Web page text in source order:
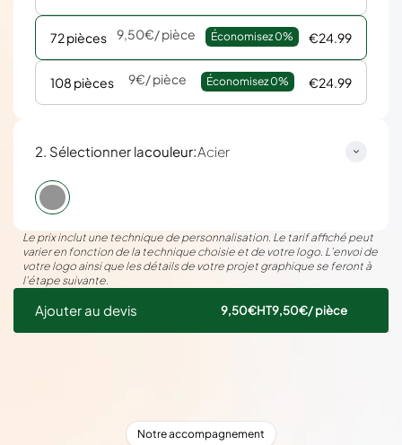
72 pièces 9,50€/ pièce Économisez 0% €24.99
108 pièces 9€/ pièce Économisez 0% €24.99
2. Sélectionner lacouleur:Acier
Le prix inclut une technique de personnalisation. Le tarif affiché peut
varier en fonction de la technique choisie et de votre logo. L’envoi de
votre logo ainsi que les détails de votre projet graphique se feront à
l’étape suivante.
Ajouter au devis 9,50€HT9,50€/ pièce
Notre accompagnement